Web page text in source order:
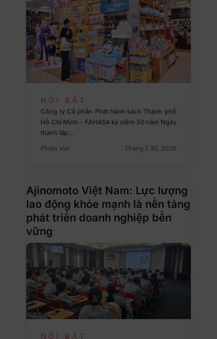
NỔI BẬT
Công ty Cổ phần Phát hành sách Thành phố
Hồ Chí Minh – FAHASA kỷ niệm 50 năm Ngày
thành lập…
Pham Van
Tháng 7 30, 2026
Ajinomoto Việt Nam: Lực lượng
lao động khỏe mạnh là nền tảng
phát triển doanh nghiệp bền
vững
NỔI BẬT